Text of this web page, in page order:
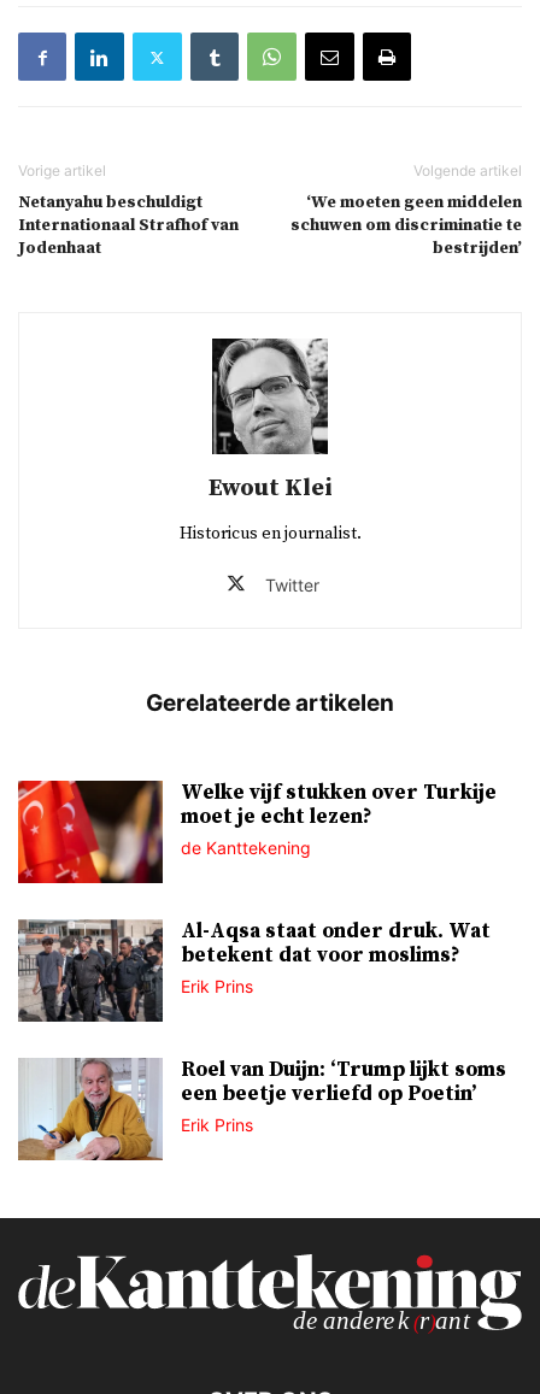
Netanyahu beschuldigt
Internationaal Strafhof van
Jodenhaat
‘We moeten geen middelen
schuwen om discriminatie te
bestrijden’
Ewout Klei
Historicus en journalist.
Twitter
Welke vijf stukken over Turkije
moet je echt lezen?
de Kanttekening
Al-Aqsa staat onder druk. Wat
betekent dat voor moslims?
Erik Prins
Roel van Duijn: ‘Trump lijkt soms
een beetje verliefd op Poetin’
Erik Prins